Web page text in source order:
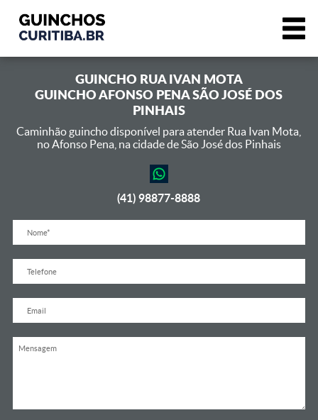
GUINCHO RUA IVAN MOTA
GUINCHO AFONSO PENA SÃO JOSÉ DOS
PINHAIS
Caminhão guincho disponível para atender Rua Ivan Mota,
no Afonso Pena, na cidade de São José dos Pinhais
(41) 98877-8888